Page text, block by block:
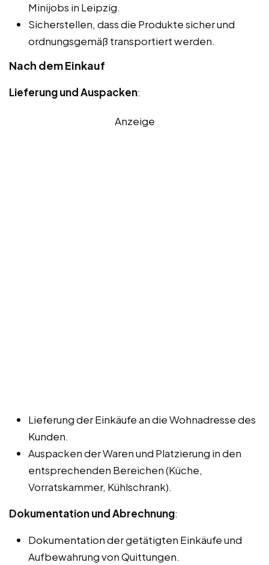
Minijobs in Leipzig.
Sicherstellen, dass die Produkte sicher und
ordnungsgemäß transportiert werden.
Nach dem Einkauf
Lieferung und Auspacken:
Anzeige
Lieferung der Einkäufe an die Wohnadresse des
Kunden.
Auspacken der Waren und Platzierung in den
entsprechenden Bereichen (Küche,
Vorratskammer, Kühlschrank).
Dokumentation und Abrechnung:
Dokumentation der getätigten Einkäufe und
Aufbewahrung von Quittungen.